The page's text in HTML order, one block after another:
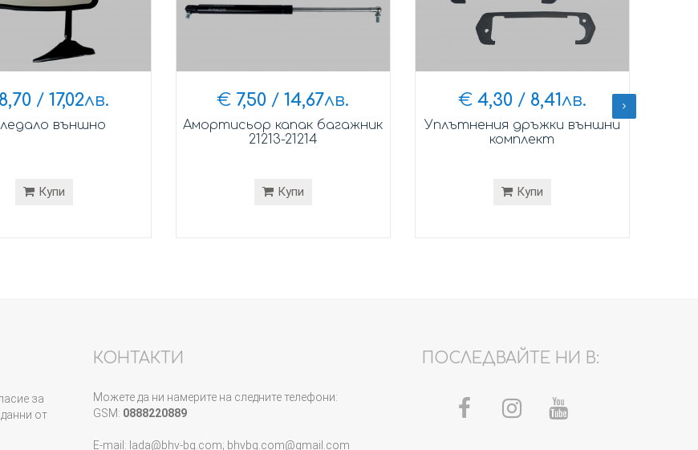
8,70/ 17,02лв.
външно
Купи
€ 7,50 / 14,67лв.
Амортисьор капак багажник
21213-21214
Купи
€ 4,30/ 8,41лв.
Уплътнения дръжки външни
комплект
Купи
за
от
КОНТАКТИ
Можете да ни намерите на следните телефони:
GSM: 0888220889
E-mail: lada@bhv-bg.com; bhvbg.com@gmail.com
ПОСЛЕДВАЙТЕ НИ В: